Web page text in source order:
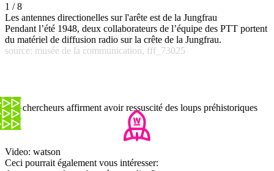
1 / 8
Les antennes directionelles sur l'arête est de la Jungfrau
Pendant l’été 1948, deux collaborateurs de l’équipe des PTT portent
du matériel de diffusion radio sur la crête de la Jungfrau.
source: musée de la communication, fff_73025
Des chercheurs affirment avoir ressuscité des loups préhistoriques
Video: watson
Ceci pourrait également vous intéresser: